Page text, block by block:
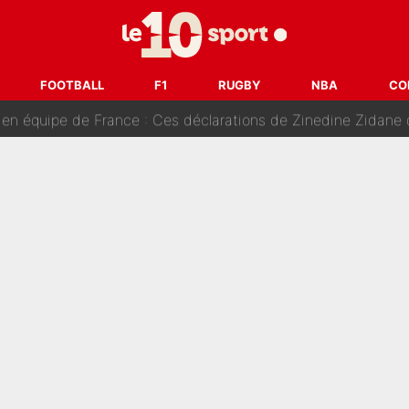
FOOTBALL F1 RUGBY NBA
Mason Greenwood et Pierre-Emerick Aubameyang ont quitté l'OM, Amine Gouiri balance
a clashé Zinedine Zidane, avant de se faire recadrer par le
de France : Ces déclarations de Zinedine Zidane qui prouvent qu'il